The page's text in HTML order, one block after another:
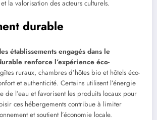
la valorisation des acteurs culturels.
durable
établissements engagés dans le
renforce l’expérience éco-
ruraux, chambres d’hôtes bio et hôtels éco-
et authenticité. Certains utilisent l’énergie
de l’eau et favorisent les produits locaux pour
ces hébergements contribue à limiter
et soutient l’économie locale.